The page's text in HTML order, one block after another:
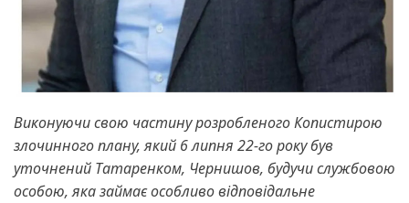
Виконуючи свою частину розробленого Копистирою
злочинного плану, який 6 липня 22-го року був
уточнений Татаренком, Чернишов, будучи службовою
особою, яка займає особливо відповідальне